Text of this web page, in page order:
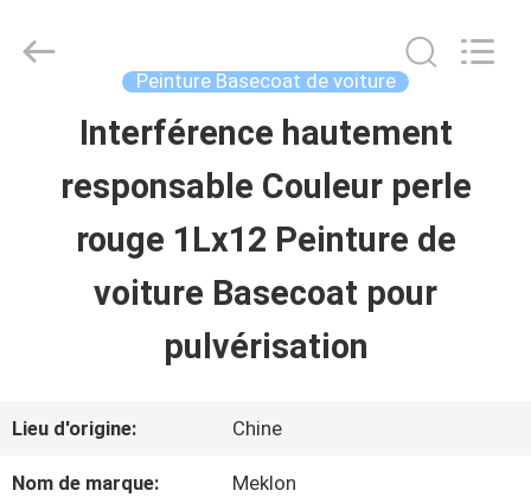
APERÇU
VIDÉOS
PROPOS
Meklon
Peinture Basecoat de voiture
Interférence hautement
responsable Couleur perle
rouge 1Lx12 Peinture de
voiture Basecoat pour
pulvérisation
Lieu d'origine: Chine
Nom de marque: Meklon